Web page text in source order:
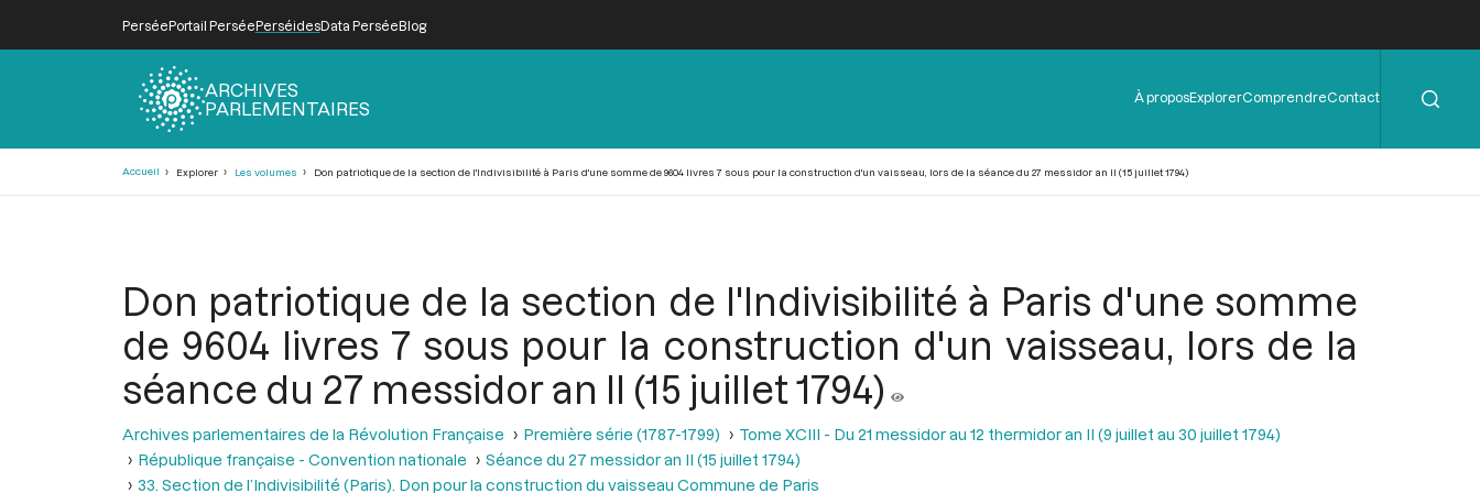
PerséePortail PerséePerséidesData PerséeBlog
ARCHIVES
PARLEMENTAIRES
Menu
de
À proposExplorerComprendreContact
Accueil Explorer Les volumes Don patriotique de la section de l'Indivisibilité à Paris d'une somme de 9604 livres 7 sous pour la construction d'un vaisseau, lors de la séance du 27 messidor an II (15 juillet 1794)
Don patriotique de la section de l'Indivisibilité à Paris d'une somme
de 9604 livres 7 sous pour la construction d'un vaisseau, lors de la
séance du 27 messidor an II (15 juillet 1794)
Archives parlementaires de la Révolution Française Première série (1787-1799)
Tome XCIII - Du 21 messidor au 12 thermidor an II (9 juillet au 30 juillet 1794)
République française - Convention nationale
Séance du 27 messidor an II (15 juillet 1794)
33. Section de l’Indivisibilité (Paris). Don pour la construction du vaisseau Commune de Paris